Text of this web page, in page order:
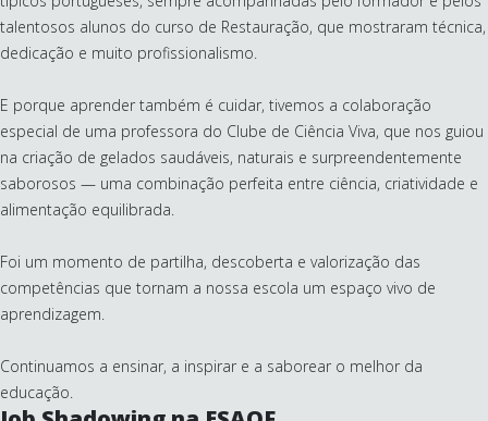
talentosos alunos do curso de Restauração, que mostraram técnica,
dedicação e muito profissionalismo.
E porque aprender também é cuidar, tivemos a colaboração
especial de uma professora do Clube de Ciência Viva, que nos guiou
na criação de gelados saudáveis, naturais e surpreendentemente
saborosos — uma combinação perfeita entre ciência, criatividade e
alimentação equilibrada.
Foi um momento de partilha, descoberta e valorização das
competências que tornam a nossa escola um espaço vivo de
aprendizagem.
Continuamos a ensinar, a inspirar e a saborear o melhor da
educação.